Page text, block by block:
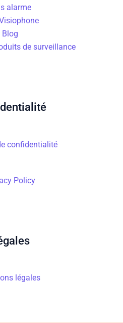
alarme
Blog
de surveillance
confidentialité
Policy
légales